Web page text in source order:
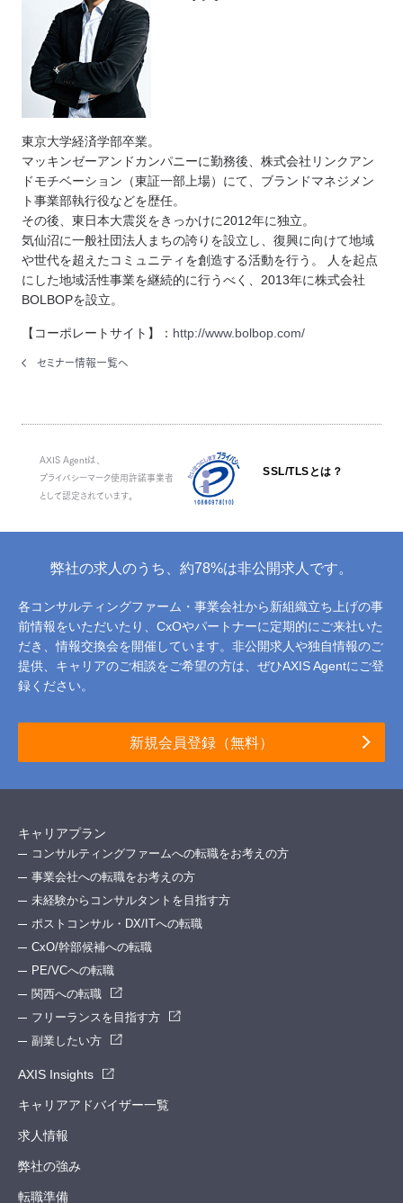
東京大学経済学部卒業。
マッキンゼーアンドカンパニーに勤務後、株式会社リンクアン
ドモチベーション（東証一部上場）にて、ブランドマネジメン
ト事業部執行役などを歴任。
その後、東日本大震災をきっかけに2012年に独立。
気仙沼に一般社団法人まちの誇りを設立し、復興に向けて地域
や世代を超えたコミュニティを創造する活動を行う。 人を起点
にした地域活性事業を継続的に行うべく、2013年に株式会社
BOLBOPを設立。
【コーポレートサイト】： http://www.bolbop.com/
セミナー情報一覧へ
AXIS Agentは、
プライバシーマーク使用許諾事業者
として認定されています。
SSL/TLSとは？
弊社の求人のうち、約78%は非公開求人です。
各コンサルティングファーム・事業会社から新組織立ち上げの事
前情報をいただいたり、 CxOやパートナーに定期的にご来社いた
だき、情報交換会を開催しています。 非公開求人や独自情報のご
提供、キャリアのご相談をご希望の方は、ぜひAXIS Agentにご登
録ください。
新規会員登録（無料）
キャリアプラン
コンサルティングファームへの転職をお考えの方
事業会社への転職をお考えの方
未経験からコンサルタントを目指す方
ポストコンサル・DX/ITへの転職
CxO/幹部候補への転職
PE/VCへの転職
関西への転職
フリーランスを目指す方
副業したい方
AXIS Insights
キャリアアドバイザー一覧
求人情報
弊社の強み
転職準備